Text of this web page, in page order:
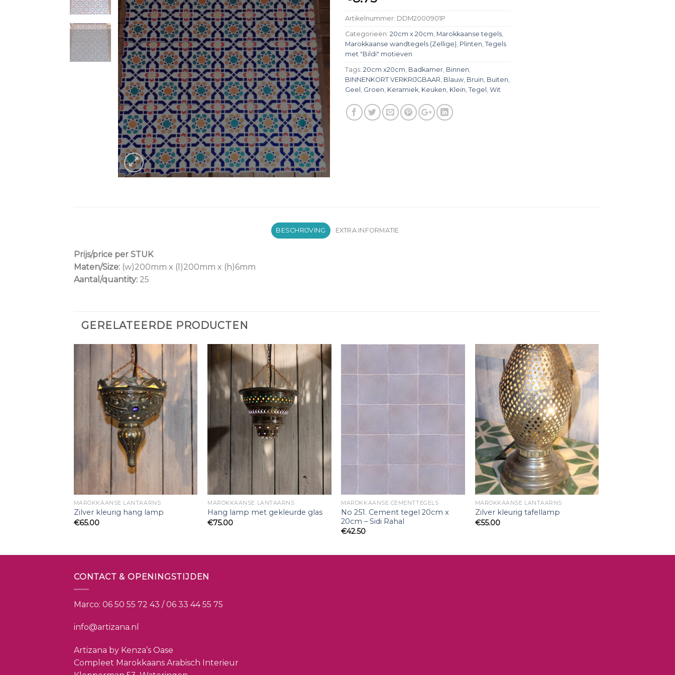
Artikelnummer: DDM2000901P
Categorieën: 20cm x 20cm Marokkaanse tegels
Marokkaanse wandtegels (Zellige) Plinten Tegels
met "Bildi" motieven
Tags: 20cm x20cm Badkamer Binnen
BINNENKORT VERKRIJGBAAR Blauw Bruin Buiten
Geel
Groen Keramiek Keuken Klein Tegel Wit
BESCHRIJVING EXTRA INFORMATIE
Prijs/price per STUK
Maten/Size: (w)200mm x (l)200mm x (h)6mm
Aantal/quantity: 25
GERELATEERDE PRODUCTEN
MAROKKAANSE LANTAARNS
Zilver kleurig hang lamp
€65.00
MAROKKAANSE LANTAARNS
Hang lamp met gekleurde glas
€75.00
MAROKKAANSE CEMENTTEGELS
No 251. Cement tegel 20cm x
20cm – Sidi Rahal
€42.50
MAROKKAANSE LANTAARNS
Zilver kleurig tafellamp
€55.00
CONTACT & OPENINGSTIJDEN
Marco: 06 50 55 72 43 / 06 33 44 55 75
info@artizana.nl
Artizana by Kenza’s Oase
Compleet Marokkaans Arabisch Interieur